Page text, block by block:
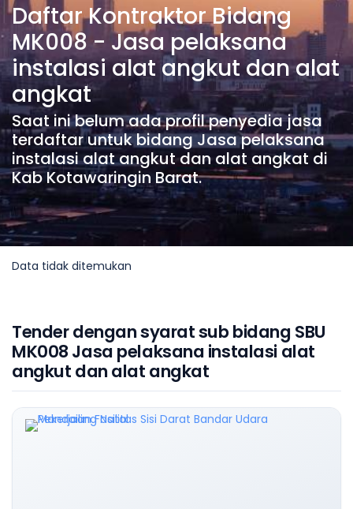
Daftar Kontraktor Bidang
MK008 - Jasa pelaksana
instalasi alat angkut dan alat
angkat
Saat ini belum ada profil penyedia jasa
terdaftar untuk bidang Jasa pelaksana
instalasi alat angkut dan alat angkat di
Kab Kotawaringin Barat.
Data tidak ditemukan
Tender dengan syarat sub bidang SBU
MK008 Jasa pelaksana instalasi alat
angkut dan alat angkat